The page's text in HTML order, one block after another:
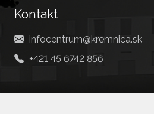
Kontakt
infocentrum@kremnica.sk
+421 45 6742 856